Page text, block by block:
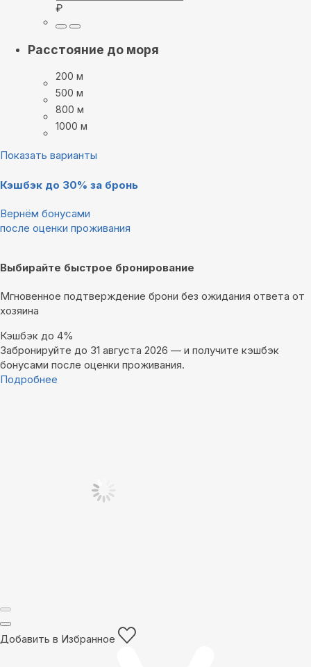
₽
Расстояние до моря
200 м
500 м
800 м
1000 м
Показать варианты
Кэшбэк до 30% за бронь
Вернём бонусами
после оценки проживания
Выбирайте быстрое бронирование
Мгновенное подтверждение брони без ожидания ответа от
хозяина
Кэшбэк до 4%
Забронируйте до 31 августа 2026 — и получите кэшбэк
бонусами после оценки проживания.
Подробнее
Добавить в Избранное